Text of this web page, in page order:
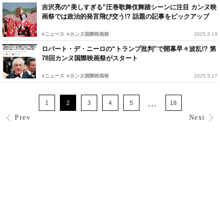
吉沢亮の“美しすぎる”圧巻歌舞伎舞踏シーンに注目 カンヌ映
画祭では政治的発言飛び交う!? 話題の記事をピックアップ
#ニュース #カンヌ国際映画祭 2025.5.19
ロバート・デ・ニーロの“トランプ批判”で開幕早々波乱!? 第
78回カンヌ国際映画祭がスタート
#ニュース #カンヌ国際映画祭 2025.5.17
Prev
1 2 3 4 5 ... 18
Next